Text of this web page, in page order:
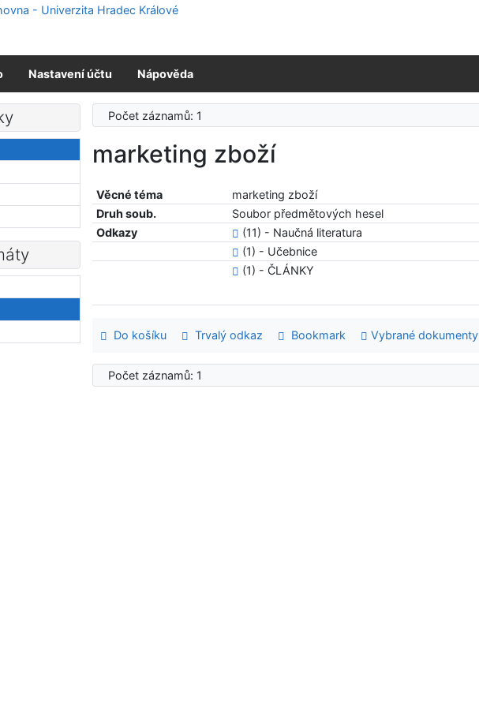
Nastavení účtu Nápověda
Počet záznamů: 1
marketing zboží
Věcné téma
marketing zboží
Druh soub.
Soubor předmětových hesel
Odkazy
(11) - Naučná literatura
(1) - Učebnice
(1) - ČLÁNKY
Do košíku Trvalý odkaz Bookmark Vybrané dokumenty
Počet záznamů: 1